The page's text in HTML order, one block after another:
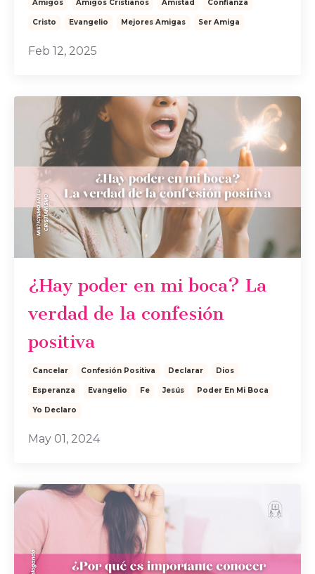
Amigos Amigos Cristianos Amistad Confianza
Cristo Evangelio Mejores Amigas Ser Amiga
Feb 12, 2025
¿Hay poder en mi boca? La
verdad de la confesión
positiva
Cancelar Confesión Positiva Declarar Dios
Esperanza Evangelio Fe Jesús Poder En Mi Boca
Yo Declaro
May 01, 2024